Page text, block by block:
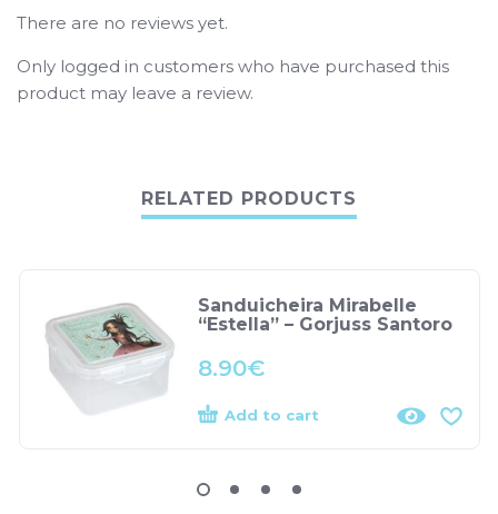
There are no reviews yet.
Only logged in customers who have purchased this
product may leave a review.
RELATED PRODUCTS
Sanduicheira Mirabelle
“Estella” – Gorjuss Santoro
8.90€
Add to cart